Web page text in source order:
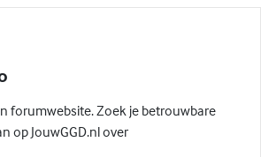
forumwebsite. Zoek je betrouwbare
op JouwGGD.nl over